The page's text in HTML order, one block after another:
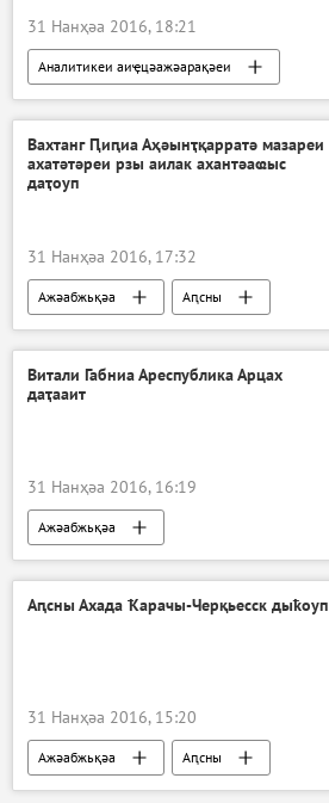
31 Нанҳәа 2016, 18:21
Аналитикеи аиҿцәажәарақәеи
Ажәабжьқәа
Аԥсны
Вахтанг Ԥиԥиа Аҳәынҭқарратә мазареи
ахатәтәреи рзы аилак ахантәаҩыс
даҭоуп
31 Нанҳәа 2016, 17:32
Ажәабжьқәа Аԥсны
Витали Габниа Ареспублика Арцах
даҭааит
31 Нанҳәа 2016, 16:19
Ажәабжьқәа
Аԥсны Ахада Ҟарачы-Черқьесск дыҟоуп
31 Нанҳәа 2016, 15:20
Ажәабжьқәа Аԥсны